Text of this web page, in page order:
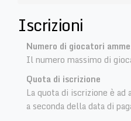
Iscrizioni
Numero di giocatori
Il numero massimo di
Quota di iscrizione
La quota di iscrizione è
a seconda della data di